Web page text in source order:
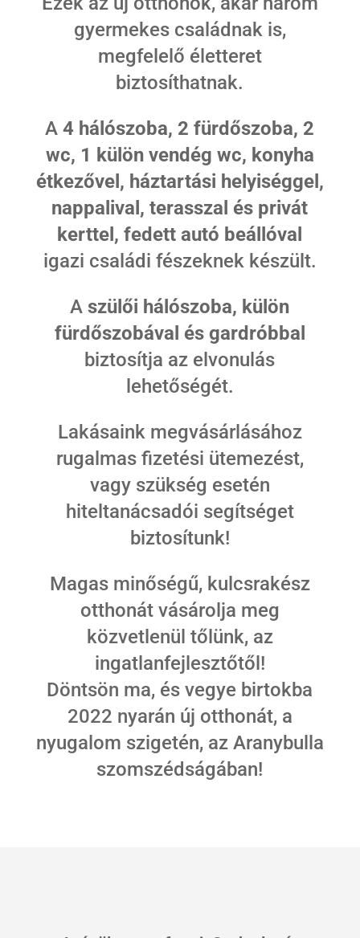
gyermekes családnak is,
megfelelő életteret
biztosíthatnak.
A4 hálószoba, 2 fürdőszoba, 2
wc, 1 külön vendég wc, konyha
étkezővel, háztartási helyiséggel,
nappalival, terasszal és privát
kerttel, fedett autó beállóval
igazi családi fészeknek készült.
Aszülői hálószoba, külön
fürdőszobával és gardróbbal
biztosítja az elvonulás
lehetőségét.
Lakásaink megvásárlásához
rugalmas fizetési ütemezést,
vagy szükség esetén
hiteltanácsadói segítséget
biztosítunk!
Magas minőségű, kulcsrakész
otthonát vásárolja meg
közvetlenül tőlünk, az
ingatlanfejlesztőtől!
Döntsön ma, és vegye birtokba
2022 nyarán új otthonát, a
nyugalom szigetén, az Aranybulla
szomszédságában!